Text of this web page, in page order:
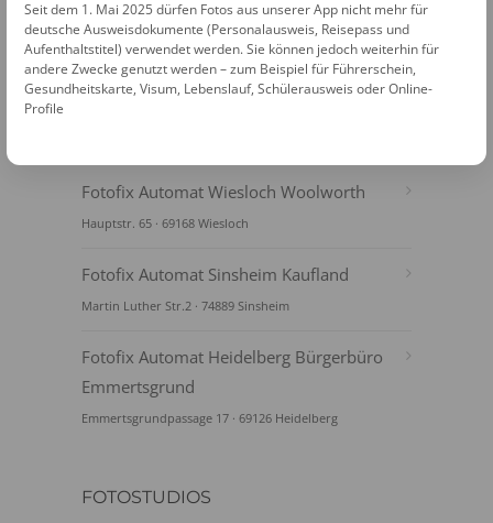
Fotofix Automat Wiesloch Woolworth
Hauptstr. 65 · 69168 Wiesloch
Fotofix Automat Sinsheim Kaufland
Martin Luther Str.2 · 74889 Sinsheim
Fotofix Automat Heidelberg Bürgerbüro
Emmertsgrund
Emmertsgrundpassage 17 · 69126 Heidelberg
FOTOSTUDIOS
Seit dem 1. Mai 2025 dürfen Fotos aus unserer App nicht mehr für
deutsche Ausweisdokumente (Personalausweis, Reisepass und
Aufenthaltstitel) verwendet werden. Sie können jedoch weiterhin für
andere Zwecke genutzt werden – zum Beispiel für Führerschein,
Gesundheitskarte, Visum, Lebenslauf, Schülerausweis oder Online-
Profile